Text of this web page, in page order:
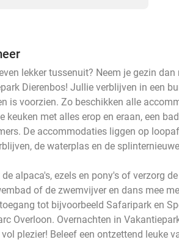
lekker tussenuit? Neem je gezin
Dierenbos! Jullie verblijven in een
is voorzien. Zo beschikken alle
keuken met alles erop en eraan, een
De accommodaties liggen op
de waterplas en de
alpaca's, ezels en pony's of verzorg
of de zwemvijver en dans mee
tot bijvoorbeeld Safaripark en
Overloon. Overnachten in
plezier! Beleef een ontzettend leuke